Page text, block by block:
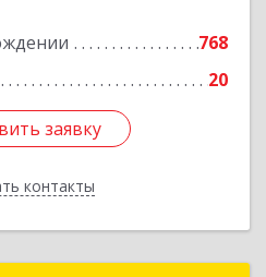
768
20
заявку
контакты
заявку
Назад